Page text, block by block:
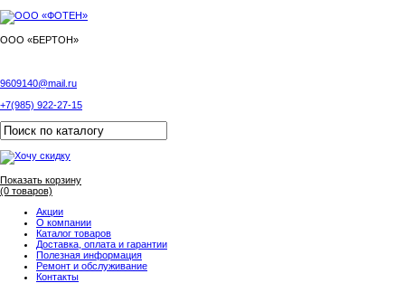
ООО «БЕРТОН»
9609140@mail.ru
+7(985) 922-27-15
Показать корзину
(0 товаров)
Акции
О компании
Каталог товаров
Доставка, оплата и гарантии
Полезная информация
Ремонт и обслуживание
Контакты